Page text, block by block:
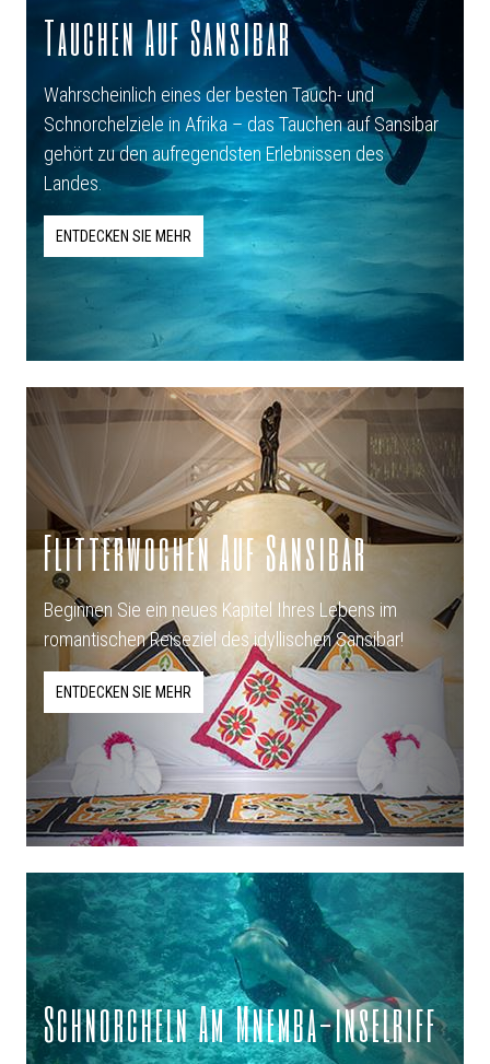
Tauchen Auf Sansibar
Wahrscheinlich eines der besten Tauch- und
Schnorchelziele in Afrika – das Tauchen auf Sansibar
gehört zu den aufregendsten Erlebnissen des
Landes.
ENTDECKEN SIE MEHR
Flitterwochen Auf Sansibar
Beginnen Sie ein neues Kapitel Ihres Lebens im
romantischen Reiseziel des idyllischen Sansibar!
ENTDECKEN SIE MEHR
Schnorcheln Am Mnemba-inselriff